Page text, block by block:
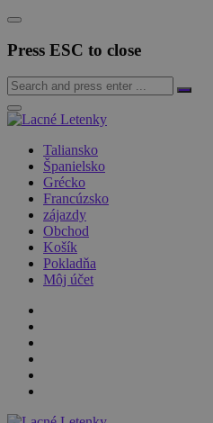
Press ESC to close
Taliansko
Španielsko
Grécko
Francúzsko
zájazdy
Obchod
Košík
Pokladňa
Môj účet